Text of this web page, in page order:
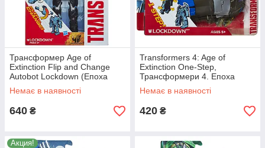
Трансформер Age of
Extinction Flip and Change
Autobot Lockdown (Епоха
винищення Крути і Зраджуй
Немає в наявності
640 ₴
Transformers 4: Age of
Extinction One-Step,
Трансформери 4. Епоха
Винищення. Lockdown.
Немає в наявності
420 ₴
Акция!